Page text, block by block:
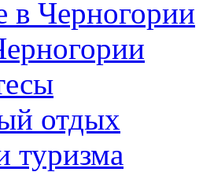
в Черногории
отдых
туризма